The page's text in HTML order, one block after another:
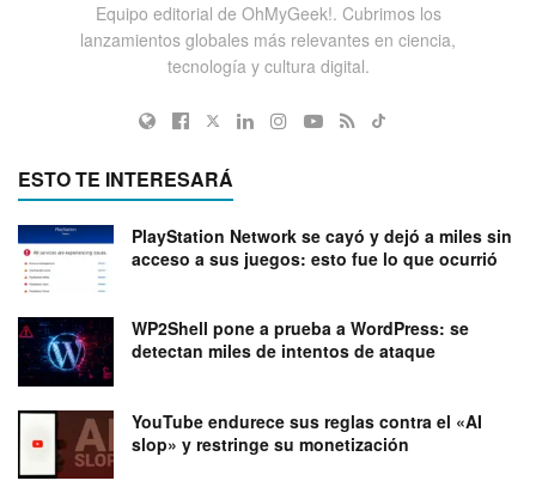
Equipo editorial de OhMyGeek!. Cubrimos los
lanzamientos globales más relevantes en ciencia,
tecnología y cultura digital.
ESTO TE INTERESARÁ
PlayStation Network se cayó y dejó a miles sin
acceso a sus juegos: esto fue lo que ocurrió
WP2Shell pone a prueba a WordPress: se
detectan miles de intentos de ataque
YouTube endurece sus reglas contra el «AI
slop» y restringe su monetización